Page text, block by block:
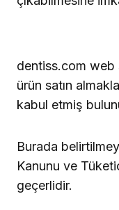
dentiss.com web
ürün satın
kabul etmiş
Burada
Kanunu ve
geçerlidir.